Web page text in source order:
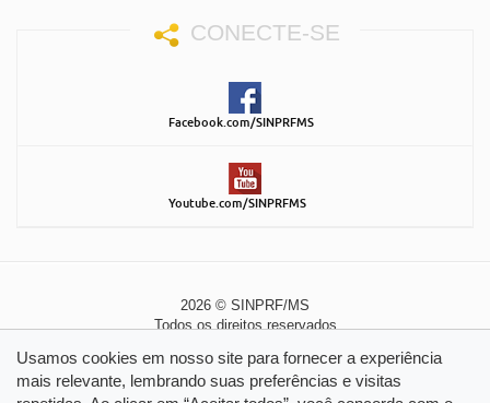
CONECTE-SE
Facebook.com/SINPRFMS
Youtube.com/SINPRFMS
2026 © SINPRF/MS
Todos os direitos reservados
Usamos cookies em nosso site para fornecer a experiência
mais relevante, lembrando suas preferências e visitas